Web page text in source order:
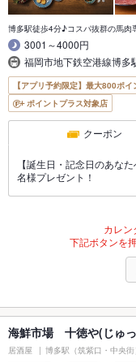
博多駅徒歩4分♪コスパ抜群の馬肉
3001～4000円
福岡市地下鉄空港線博
【アプリ予約限定】最大800ポ
ポイントプラス対象店
クーポン
【誕生日・記念日のあな
名様プレゼント！
カレン
下記ボタンを
海鮮市場 十徳や(じゅ
居酒屋 博多駅（筑紫口・中央街